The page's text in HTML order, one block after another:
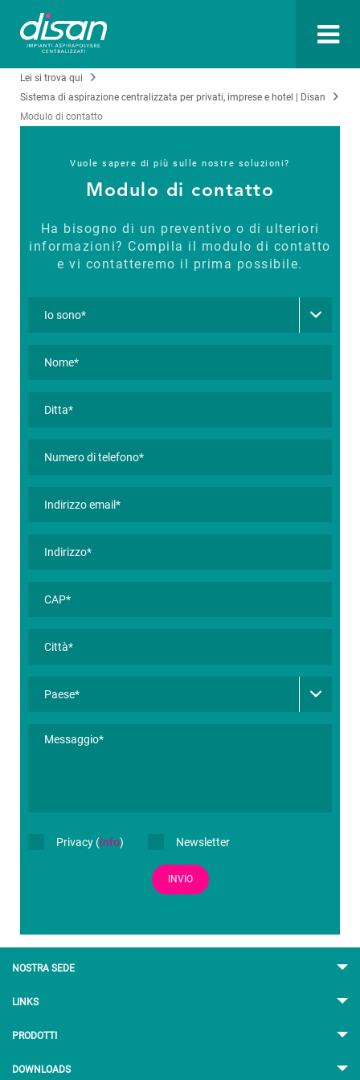
Lei si trova qui
Sistema di aspirazione centralizzata per privati, imprese e hotel | Disan
Modulo di contatto
Vuole sapere di più sulle nostre soluzioni?
Modulo di contatto
Ha bisogno di un preventivo o di ulteriori
informazioni? Compila il modulo di contatto
e vi contatteremo il prima possibile.
Privacy (Info) Newsletter
INVIO
NOSTRA SEDE
LINKS
PRODOTTI
DOWNLOADS